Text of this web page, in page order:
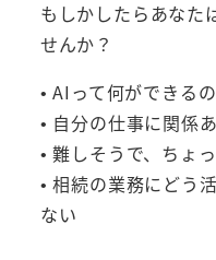
もしかしたらあなた
せんか？
• AIって何ができる
• 自分の仕事に関係
• 難しそうで、ちょ
• 相続の業務にどう
ない